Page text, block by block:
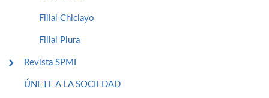
Filial Chiclayo
Filial Piura
Revista SPMI
ÚNETE A LA SOCIEDAD